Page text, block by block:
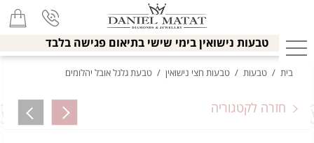
טבעות נישואין בימי שישי בתיאום פגישה בלבד
בית / טבעות / טבעות חצי נישואין / טבעת גלגל אובל יהלומים
חזרה לקטגוריה